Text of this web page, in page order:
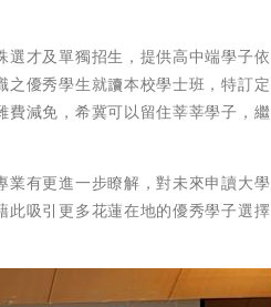
才及單獨招生，提供高中端學子依
優秀學生就讀本校學士班，特訂定
減免，希冀可以留住莘莘學子，繼
有更進一步瞭解，對未來申讀大學
此吸引更多花蓮在地的優秀學子選擇